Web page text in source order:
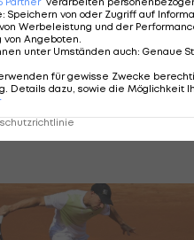
Doppel-Spezialist
: Speichern von oder Zugriff auf
Werbeleistung und der
von Angeboten.
unter Umständen auch: Genaue
für gewisse Zwecke
Details dazu, sowie die Möglichkeit